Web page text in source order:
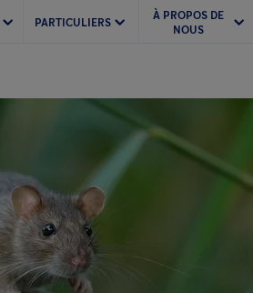
PARTICULIERS
À PROPOS DE
NOUS